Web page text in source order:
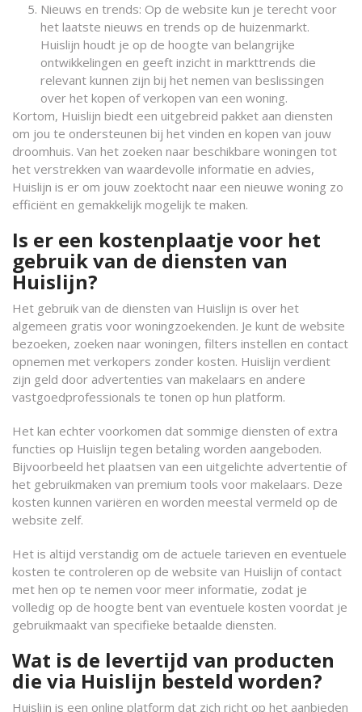
Nieuws en trends: Op de website kun je terecht voor
het laatste nieuws en trends op de huizenmarkt.
Huislijn houdt je op de hoogte van belangrijke
ontwikkelingen en geeft inzicht in markttrends die
relevant kunnen zijn bij het nemen van beslissingen
over het kopen of verkopen van een woning.
Kortom, Huislijn biedt een uitgebreid pakket aan diensten
om jou te ondersteunen bij het vinden en kopen van jouw
droomhuis. Van het zoeken naar beschikbare woningen tot
het verstrekken van waardevolle informatie en advies,
Huislijn is er om jouw zoektocht naar een nieuwe woning zo
efficiënt en gemakkelijk mogelijk te maken.
Is er een kostenplaatje voor het
gebruik van de diensten van
Huislijn?
Het gebruik van de diensten van Huislijn is over het
algemeen gratis voor woningzoekenden. Je kunt de website
bezoeken, zoeken naar woningen, filters instellen en contact
opnemen met verkopers zonder kosten. Huislijn verdient
zijn geld door advertenties van makelaars en andere
vastgoedprofessionals te tonen op hun platform.
Het kan echter voorkomen dat sommige diensten of extra
functies op Huislijn tegen betaling worden aangeboden.
Bijvoorbeeld het plaatsen van een uitgelichte advertentie of
het gebruikmaken van premium tools voor makelaars. Deze
kosten kunnen variëren en worden meestal vermeld op de
website zelf.
Het is altijd verstandig om de actuele tarieven en eventuele
kosten te controleren op de website van Huislijn of contact
met hen op te nemen voor meer informatie, zodat je
volledig op de hoogte bent van eventuele kosten voordat je
gebruikmaakt van specifieke betaalde diensten.
Wat is de levertijd van producten
die via Huislijn besteld worden?
Huislijn is een online platform dat zich richt op het aanbieden